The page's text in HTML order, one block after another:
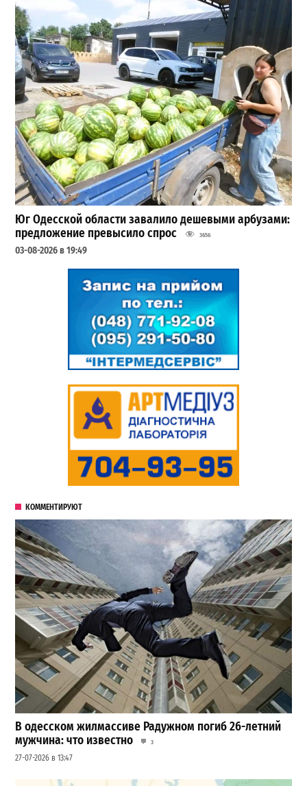
Юг Одесской области завалило дешевыми арбузами:
предложение превысило спрос
3656
03-08-2026 в 19:49
КОММЕНТИРУЮТ
В одесском жилмассиве Радужном погиб 26-летний
мужчина: что известно
3
27-07-2026 в 13:47